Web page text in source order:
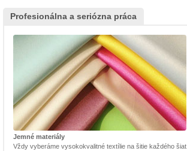
Profesionálna a seriózna práca
Jemné materiály
Vždy vyberáme vysokokvalitné textílie na šitie každého šiat.